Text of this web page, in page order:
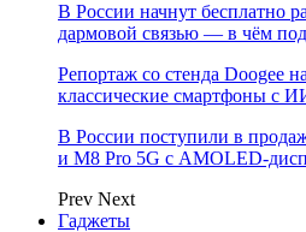
В России начнут бесплатно
дармовой связью — в чём
Репортаж со стенда Doogee
классические смартфоны с
В России поступили в
и M8 Pro 5G с AMOLED-
Prev Next
Гаджеты